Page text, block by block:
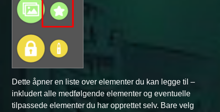
Dette åpner en liste over elementer du kan legge til –
inkludert alle medfølgende elementer og eventuelle
tilpassede elementer du har opprettet selv. Bare velg